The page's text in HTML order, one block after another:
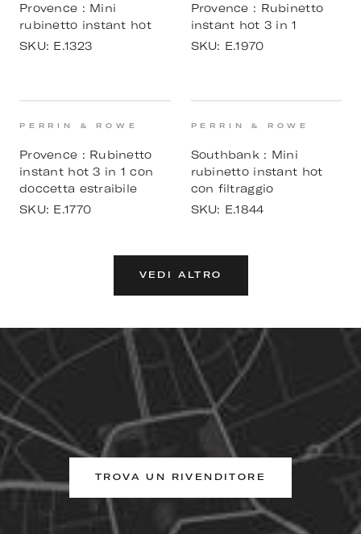
Provence : Mini
rubinetto instant hot
SKU: E.1323
Provence : Rubinetto
instant hot 3 in 1
SKU: E.1970
PERRIN & ROWE
Provence : Rubinetto
instant hot 3 in 1 con
doccetta estraibile
SKU: E.1770
PERRIN & ROWE
Southbank : Mini
rubinetto instant hot
con filtraggio
SKU: E.1844
VEDI ALTRO
TROVA UN RIVENDITORE